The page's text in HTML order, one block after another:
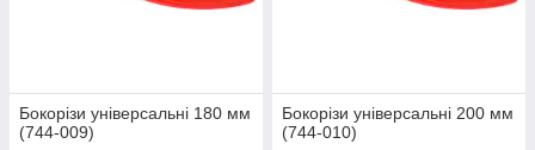
Бокорізи універсальні 180 мм
(744-009)
Бокорізи універсальні 200 мм
(744-010)